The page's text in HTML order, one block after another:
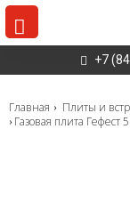
+7
Главная Плиты и
Газовая плита Гефест